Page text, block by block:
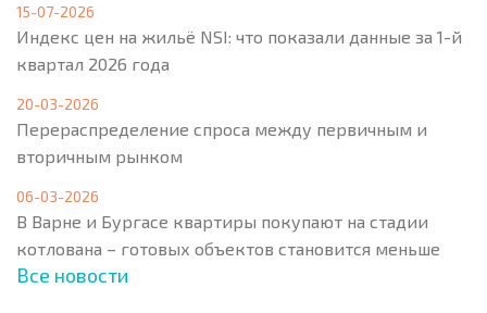
15-07-2026
Индекс цен на жильё NSI: что показали данные за 1-й
квартал 2026 года
20-03-2026
Перераспределение спроса между первичным и
вторичным рынком
06-03-2026
В Варне и Бургасе квартиры покупают на стадии
котлована – готовых объектов становится меньше
Все новости